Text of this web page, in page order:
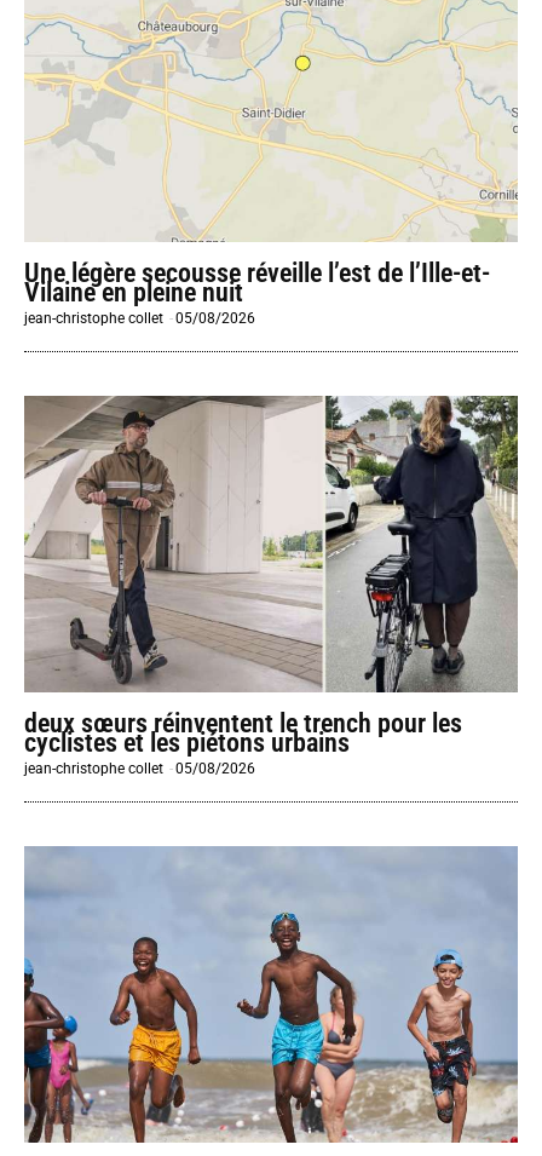
Une légère secousse réveille l’est de l’Ille-et-
Vilaine en pleine nuit
jean-christophe collet -05/08/2026
deux sœurs réinventent le trench pour les
cyclistes et les piétons urbains
jean-christophe collet -05/08/2026